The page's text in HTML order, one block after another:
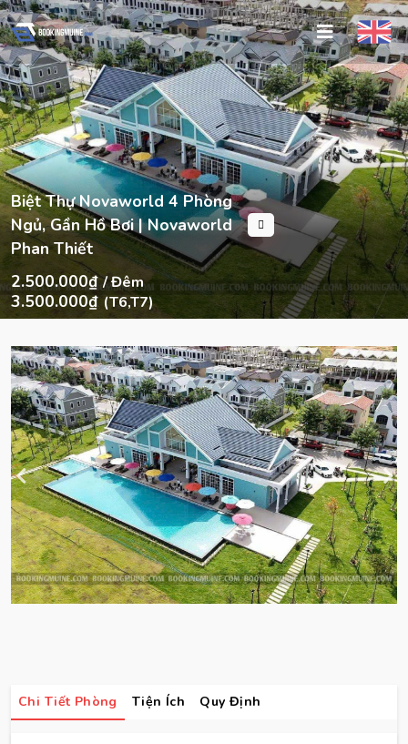
Biệt Thự Novaworld 4 Phòng
Ngủ, Gần Hồ Bơi | Novaworld
Phan Thiết
2.500.000₫/ Đêm
3.500.000₫ (T6,T7)
Chi Tiết Phòng Tiện Ích Quy Định